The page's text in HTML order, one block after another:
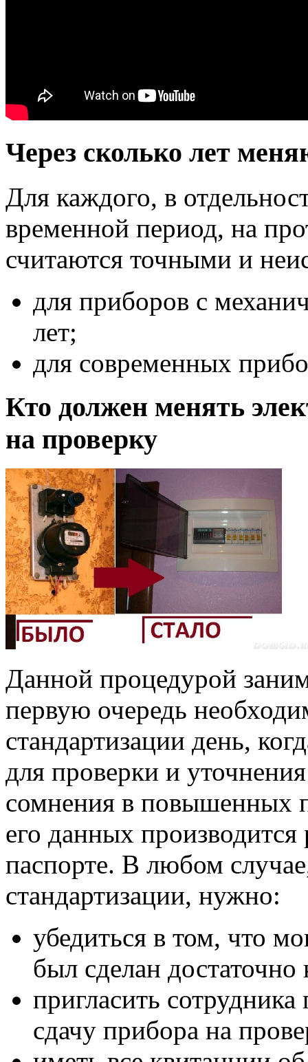
Через сколько лет
Для каждого, в
временной период, на
считаются точными и
для приборов с
лет;
для современных
Кто должен менять
на проверку
Данной процедурой
первую очередь
стандартизации день,
для проверки и
сомнения в повышенных
его данных
паспорте. В любом
стандартизации, нужно:
убедиться в том, что
был сделан достаточно
пригласить
сдачу прибора на